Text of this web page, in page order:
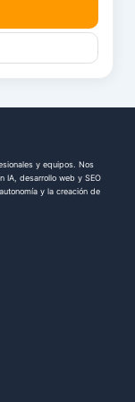
y equipos. Nos
IA, desarrollo web y SEO
y la creación de